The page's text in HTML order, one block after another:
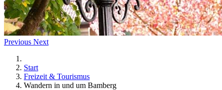
Previous Next
Start
Freizeit & Tourismus
Wandern in und um Bamberg